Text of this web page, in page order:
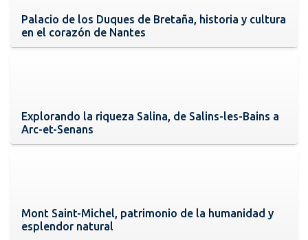
Palacio de los Duques de Bretaña, historia y cultura
en el corazón de Nantes
Explorando la riqueza Salina, de Salins-les-Bains a
Arc-et-Senans
Mont Saint-Michel, patrimonio de la humanidad y
esplendor natural